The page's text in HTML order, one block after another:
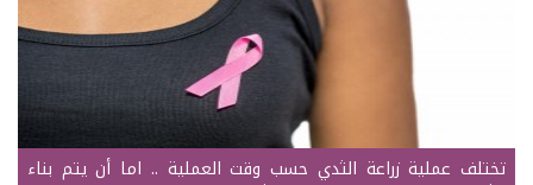
تختلف عملية زراعة الثدي حسب وقت العملية .. اما أن يتم بناء